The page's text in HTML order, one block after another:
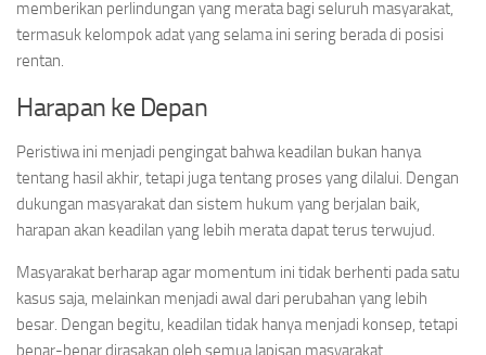
memberikan perlindungan yang merata bagi seluruh masyarakat,
termasuk kelompok adat yang selama ini sering berada di posisi
rentan.
Harapan ke Depan
Peristiwa ini menjadi pengingat bahwa keadilan bukan hanya
tentang hasil akhir, tetapi juga tentang proses yang dilalui. Dengan
dukungan masyarakat dan sistem hukum yang berjalan baik,
harapan akan keadilan yang lebih merata dapat terus terwujud.
Masyarakat berharap agar momentum ini tidak berhenti pada satu
kasus saja, melainkan menjadi awal dari perubahan yang lebih
besar. Dengan begitu, keadilan tidak hanya menjadi konsep, tetapi
benar-benar dirasakan oleh semua lapisan masyarakat.